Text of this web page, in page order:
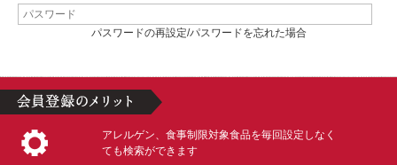
パスワードの再設定/パスワードを忘れた場合
アレルゲン、食事制限対象食品を毎回設定しなく
ても検索ができます